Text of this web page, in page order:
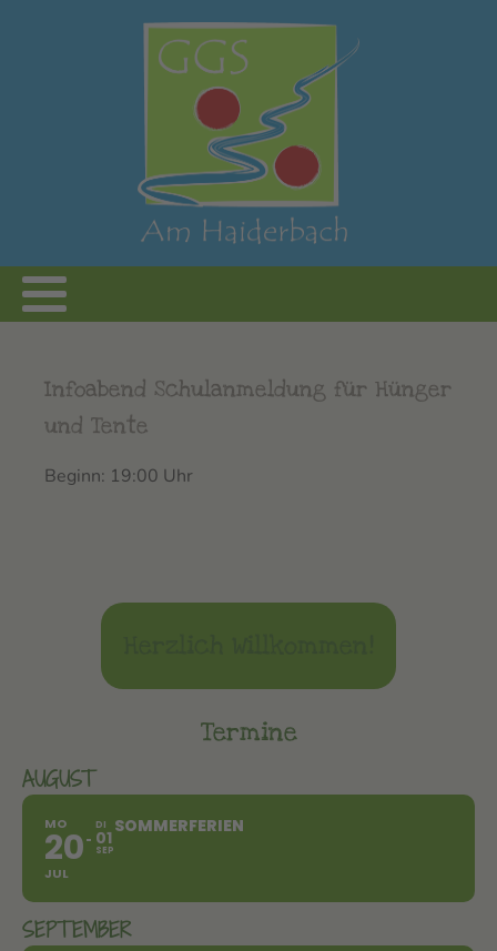
Infoabend Schulanmeldung für Hünger
und Tente
Beginn: 19:00 Uhr
Termine
AUGUST
MO
20
JUL
DI
01
SEP
SOMMERFERIEN
SEPTEMBER